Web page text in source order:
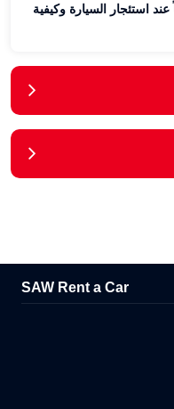
عند استئجار السيارة وكيفية
SAW Rent a Car